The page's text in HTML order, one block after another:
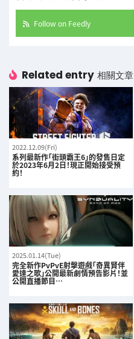
Follow on Feedly
Related entry 相關文章
2022.12.09(Fri)
系列最新作「街頭霸王6」的發售日定
於2023年6月2日！現正開始接受預
約！
2025.01.14(Tue)
完全新作PvPvE射擊遊戲「奇異賢伴
愛達之歌」公開最新劇情預告影片！並
公開直播節目…